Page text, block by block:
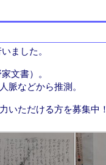
ました。
文書）。
脈などから推測。
いただける方を募集中！